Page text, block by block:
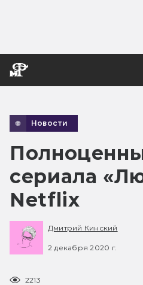
Новости
сериала
Netflix
Дмитрий Кинский
2 декабря 2020 г.
2213